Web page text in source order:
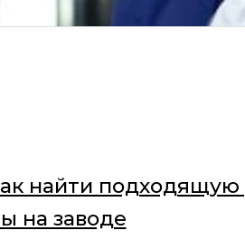
найти подходящую
на заводе